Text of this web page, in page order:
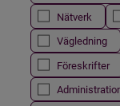
Nätverk
Vägledning
Föreskrifter